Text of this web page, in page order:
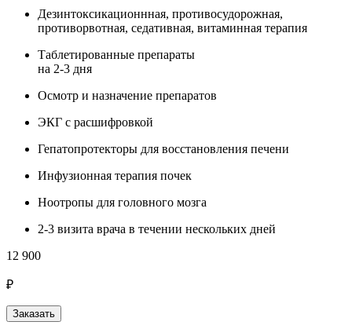
Дезинтоксикационнная, противосудорожная,
противорвотная, седативная, витаминная терапия
Таблетированные препараты
на 2-3 дня
Осмотр и назначение препаратов
ЭКГ с расшифровкой
Гепатопротекторы для восстановления печени
Инфузионная терапия почек
Ноотропы для головного мозга
2-3 визита врача в течении нескольких дней
12 900
₽
Заказать